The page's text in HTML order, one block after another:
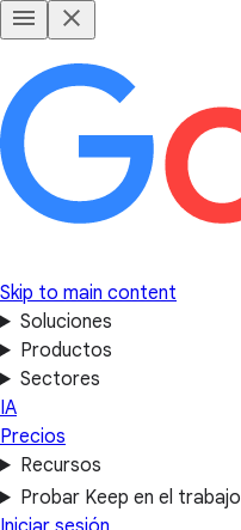
Skip to main content
Soluciones
Productos
Sectores
IA
Precios
Recursos
Probar Keep en el trabajo